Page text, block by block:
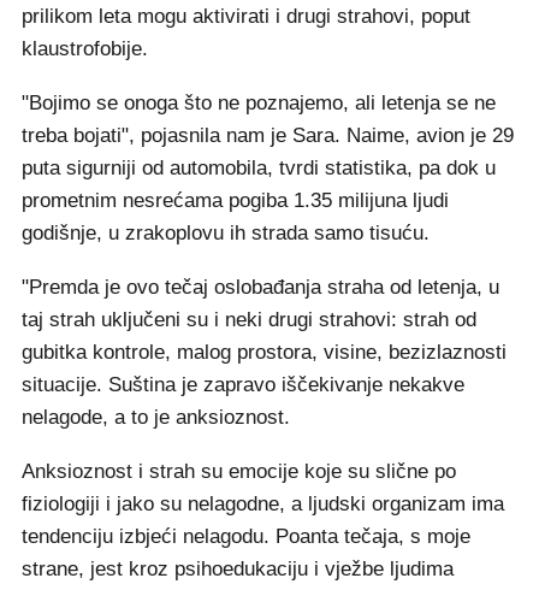
prilikom leta mogu aktivirati i drugi strahovi, poput
klaustrofobije.
"Bojimo se onoga što ne poznajemo, ali letenja se ne
treba bojati", pojasnila nam je Sara. Naime, avion je 29
puta sigurniji od automobila, tvrdi statistika, pa dok u
prometnim nesrećama pogiba 1.35 milijuna ljudi
godišnje, u zrakoplovu ih strada samo tisuću.
"Premda je ovo tečaj oslobađanja straha od letenja, u
taj strah uključeni su i neki drugi strahovi: strah od
gubitka kontrole, malog prostora, visine, bezizlaznosti
situacije. Suština je zapravo iščekivanje nekakve
nelagode, a to je anksioznost.
Anksioznost i strah su emocije koje su slične po
fiziologiji i jako su nelagodne, a ljudski organizam ima
tendenciju izbjeći nelagodu. Poanta tečaja, s moje
strane, jest kroz psihoedukaciju i vježbe ljudima